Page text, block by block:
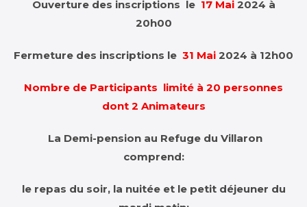
Ouverture des inscriptions le17 Mai2024 à
20h00
Fermeture des inscriptions le 31 Mai 2024 à 12h00
Nombre de Participants limité à 20 personnes
dont 2 Animateurs
La Demi-pension au Refuge du Villaron
comprend:
le repas du soir, la nuitée et le petit déjeuner du